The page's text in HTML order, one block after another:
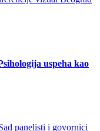
uspeha kao